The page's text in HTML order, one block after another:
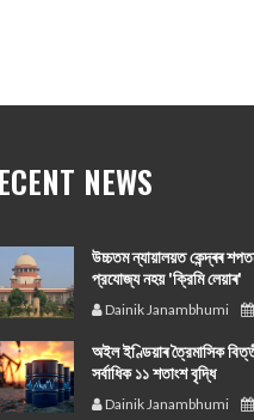
NEWS
উচ্চতম ন্যায়ালয়ত কেন্দ্ৰৰ
প্রযোজ্য নহয় 'ক্রিমি লেয়াৰ'
Dainik Janambhumi
অইল ইণ্ডিয়াৰ ত্রৈমাসিক
সর্বাধিক ১১ শতাংশ বৃদ্ধি
Dainik Janambhumi